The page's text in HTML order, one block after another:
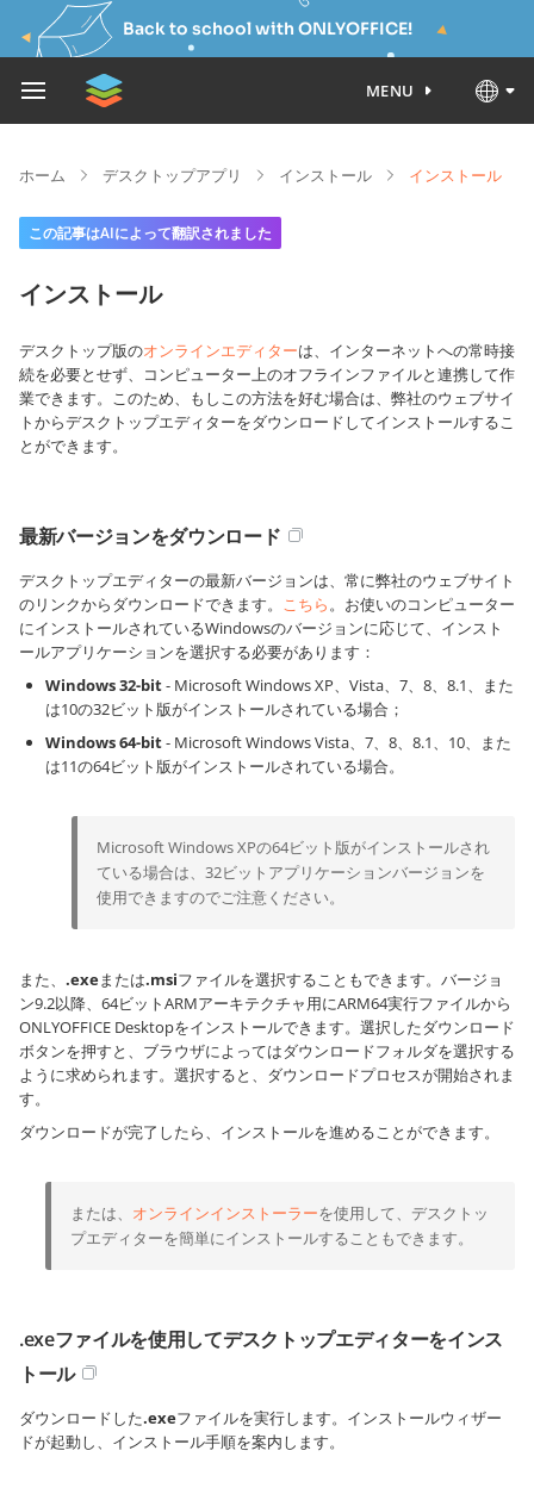
Back to school with ONLYOFFICE!
MENU
ホーム デスクトップアプリ インストール インストール
この記事はAIによって翻訳されました
インストール
デスクトップ版のオンラインエディターは、インターネットへの常時接
続を必要とせず、コンピューター上のオフラインファイルと連携して作
業できます。このため、もしこの方法を好む場合は、弊社のウェブサイ
トからデスクトップエディターをダウンロードしてインストールするこ
とができます。
最新バージョンをダウンロード
デスクトップエディターの最新バージョンは、常に弊社のウェブサイト
のリンクからダウンロードできます。 こちら。お使いのコンピューター
にインストールされているWindowsのバージョンに応じて、インスト
ールアプリケーションを選択する必要があります：
Windows 32-bit- Microsoft Windows XP、Vista、7、8、8.1、また
は10の32ビット版がインストールされている場合；
Windows 64-bit- Microsoft Windows Vista、7、8、8.1、10、また
は11の64ビット版がインストールされている場合。
Microsoft Windows XPの64ビット版がインストールされ
ている場合は、32ビットアプリケーションバージョンを
使用できますのでご注意ください。
また、 .exeまたは.msiファイルを選択することもできます。バージョ
ン9.2以降、64ビットARMアーキテクチャ用にARM64実行ファイルから
ONLYOFFICE Desktopをインストールできます。選択したダウンロード
ボタンを押すと、ブラウザによってはダウンロードフォルダを選択する
ように求められます。選択すると、ダウンロードプロセスが開始されま
す。
ダウンロードが完了したら、インストールを進めることができます。
または、 オンラインインストーラーを使用して、デスクトッ
プエディターを簡単にインストールすることもできます。
.exeファイルを使用してデスクトップエディターをインス
トール
ダウンロードした.exeファイルを実行します。インストールウィザー
ドが起動し、インストール手順を案内します。